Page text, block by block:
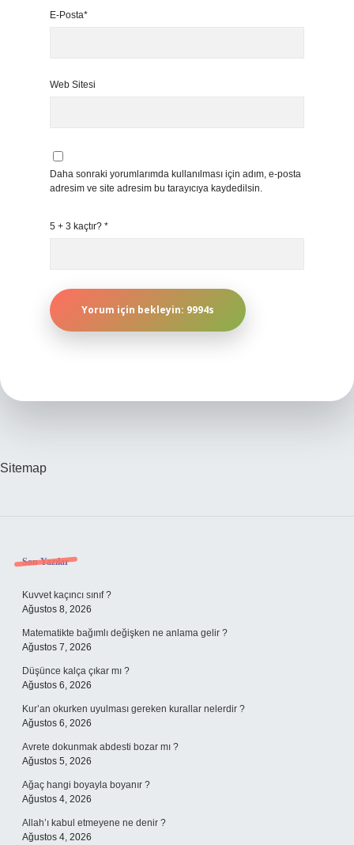
E-Posta*
Web Sitesi
Daha sonraki yorumlarımda kullanılması için adım, e-posta
adresim ve site adresim bu tarayıcıya kaydedilsin.
5 + 3 kaçtır? *
Sitemap
Sidebar
Son Yazılar
Kuvvet kaçıncı sınıf ?
Ağustos 8, 2026
Matematikte bağımlı değişken ne anlama gelir ?
Ağustos 7, 2026
Düşünce kalça çıkar mı ?
Ağustos 6, 2026
Kur’an okurken uyulması gereken kurallar nelerdir ?
Ağustos 6, 2026
Avrete dokunmak abdesti bozar mı ?
Ağustos 5, 2026
Ağaç hangi boyayla boyanır ?
Ağustos 4, 2026
Allah’ı kabul etmeyene ne denir ?
Ağustos 4, 2026